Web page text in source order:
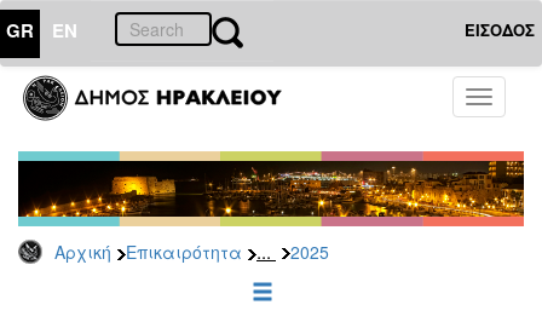
GR EN ΕΙΣΟΔΟΣ
Toggle
Αρχική Επικαιρότητα ... 2025
ΕΠΙΚΑΙΡΟΤΗΤΑ
Τύπου
Αρχείο
2026
2025